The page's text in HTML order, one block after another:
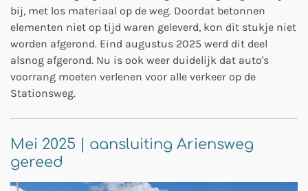
bij, met los materiaal op de weg. Doordat betonnen
elementen niet op tijd waren geleverd, kon dit stukje niet
worden afgerond. Eind augustus 2025 werd dit deel
alsnog afgerond. Nu is ook weer duidelijk dat auto's
voorrang moeten verlenen voor alle verkeer op de
Stationsweg.
Mei 2025 | aansluiting Ariensweg
gereed